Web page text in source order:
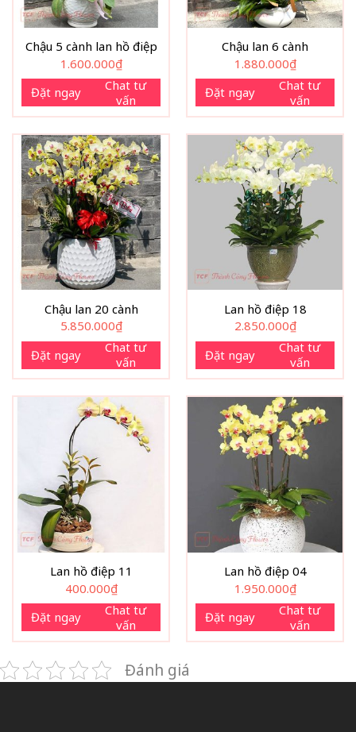
Chậu 5 cành lan hồ điệp
1.600.000₫
Đặt ngay
Chat tư
vấn
Chậu lan 6 cành
1.880.000₫
Đặt ngay
Chat tư
vấn
Chậu lan 20 cành
5.850.000₫
Đặt ngay
Chat tư
vấn
Lan hồ điệp 18
2.850.000₫
Đặt ngay
Chat tư
vấn
Lan hồ điệp 11
400.000₫
Đặt ngay
Chat tư
vấn
Lan hồ điệp 04
1.950.000₫
Đặt ngay
Chat tư
vấn
Đánh giá